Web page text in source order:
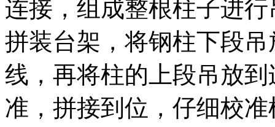
连接，组成整根柱子进
拼装台架，将钢柱下段
线，再将柱的上段吊放
准，拼接到位，仔细校